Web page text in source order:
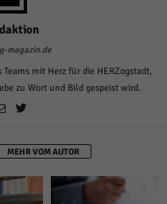
magazin.de
mit Herz für die HERZogstadt,
zu Wort und Bild gespeist wird.
MEHR VOM AUTOR